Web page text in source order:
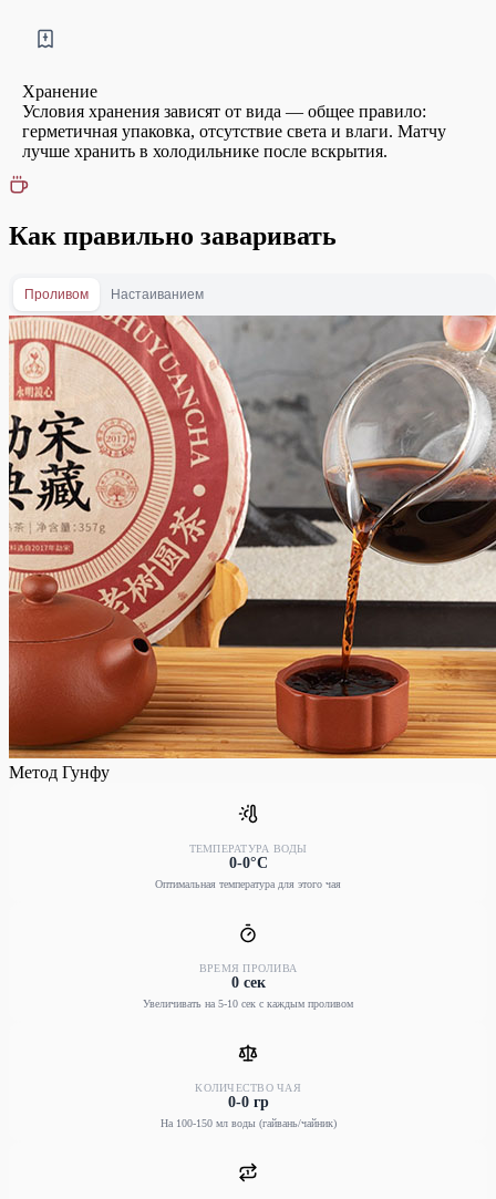
Хранение
Условия хранения зависят от вида — общее правило:
герметичная упаковка, отсутствие света и влаги. Матчу
лучше хранить в холодильнике после вскрытия.
Как правильно заваривать
Проливом Настаиванием
Метод Гунфу
ТЕМПЕРАТУРА ВОДЫ
0-0°C
Оптимальная температура для этого чая
ВРЕМЯ ПРОЛИВА
0 сек
Увеличивать на 5-10 сек с каждым проливом
КОЛИЧЕСТВО ЧАЯ
0-0 гр
На 100-150 мл воды (гайвань/чайник)